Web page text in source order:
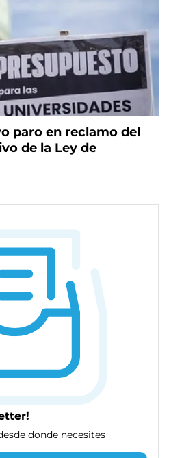
paro en reclamo del
de la Ley de
donde necesites